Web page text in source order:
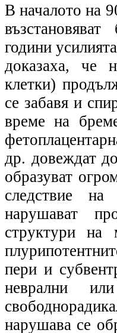
В началото на
години
доказаха, че
клетки)
се забавя и
време на
др. довеждат
образуват
следствие
нарушават
структури
пери и
неврални
нарушава се